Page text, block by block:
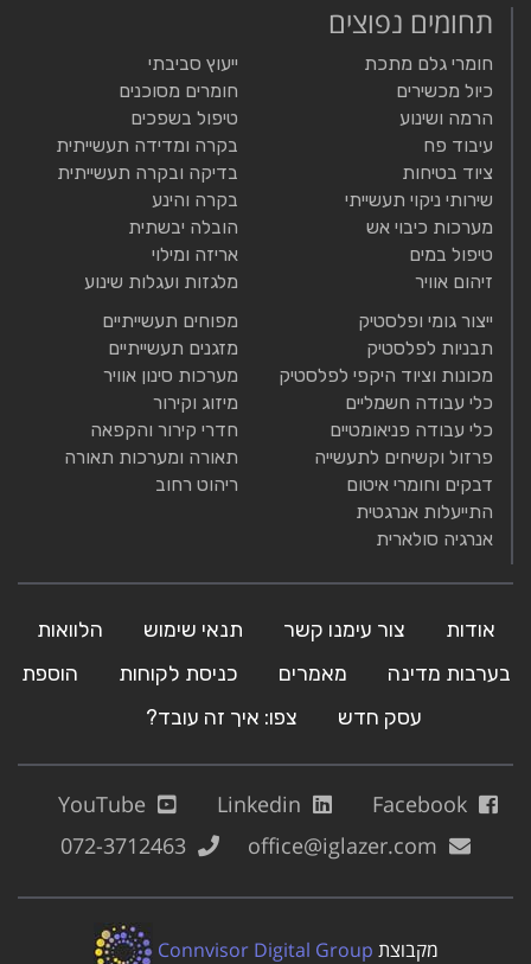
תחומים נפוצים
חומרי גלם מתכת
כיול מכשירים
הרמה ושינוע
עיבוד פח
ציוד בטיחות
שירותי ניקוי תעשייתי
מערכות כיבוי אש
טיפול במים
זיהום אוויר
ייעוץ סביבתי
חומרים מסוכנים
טיפול בשפכים
בקרה ומדידה תעשייתית
בדיקה ובקרה תעשייתית
בקרה והינע
הובלה יבשתית
אריזה ומילוי
מלגזות ועגלות שינוע
ייצור גומי ופלסטיק
תבניות לפלסטיק
מכונות וציוד היקפי לפלסטיק
כלי עבודה חשמליים
כלי עבודה פניאומטיים
פרזול וקשיחים לתעשייה
דבקים וחומרי איטום
התייעלות אנרגטית
אנרגיה סולארית
מפוחים תעשייתיים
מזגנים תעשייתיים
מערכות סינון אוויר
מיזוג וקירור
חדרי קירור והקפאה
תאורה ומערכות תאורה
ריהוט רחוב
אודות צור עימנו קשר תנאי שימוש
הלוואות
בערבות מדינה
מאמרים כניסת לקוחות
הוספת
עסק חדש
צפו: איך זה עובד?
Facebook
מקבוצת Connvisor Digital Group